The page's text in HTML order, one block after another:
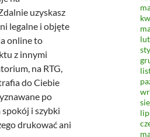
uzyskasz
legalne i objęte
online to
z innymi
na RTG,
do Ciebie
po
i szybki
drukować ani